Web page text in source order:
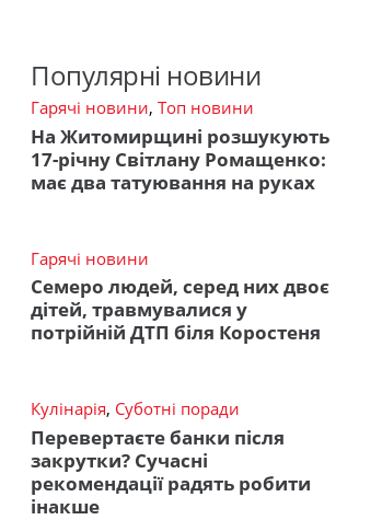
Популярні новини
Гарячі новини, Топ новини
На Житомирщині розшукують
17-річну Світлану Ромащенко:
має два татуювання на руках
Гарячі новини
Семеро людей, серед них двоє
дітей, травмувалися у
потрійній ДТП біля Коростеня
Кулінарія, Суботні поради
Перевертаєте банки після
закрутки? Сучасні
рекомендації радять робити
інакше